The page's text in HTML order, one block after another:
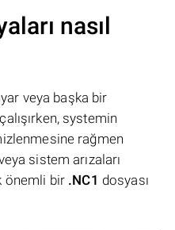
nasıl
veya başka bir
systemin
rağmen
sistem arızaları
önemli bir .NC1 dosyası